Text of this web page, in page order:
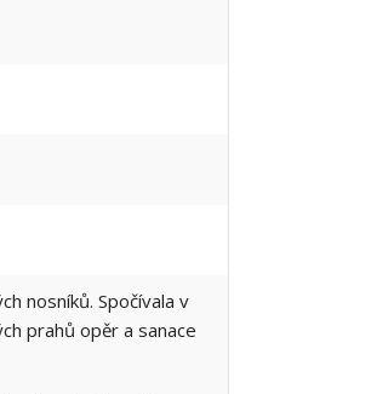
nosníků. Spočívala v
prahů opěr a sanace